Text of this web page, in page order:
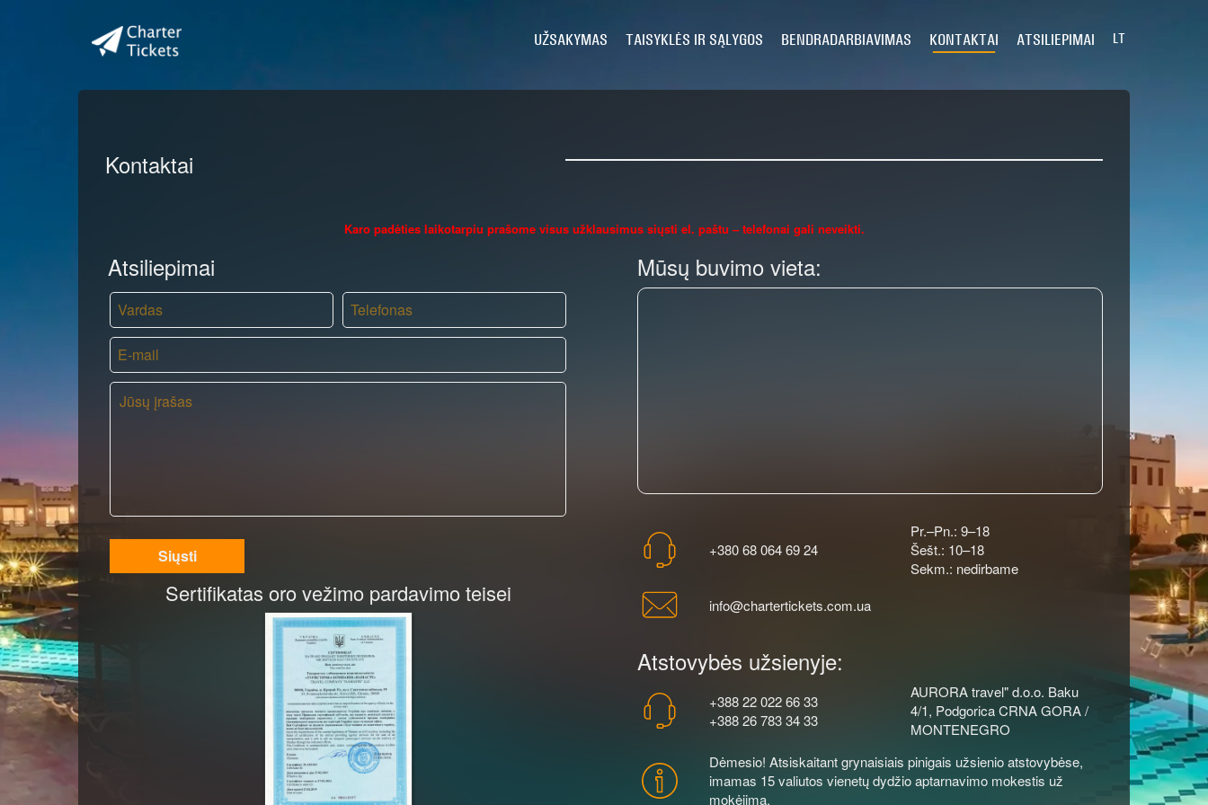
UŽSAKYMAS TAISYKLĖS IR SĄLYGOS BENDRADARBIAVIMAS KONTAKTAI ATSILIEPIMAI LT
Kontaktai
Karo padėties laikotarpiu prašome visus užklausimus siųsti el. paštu – telefonai gali neveikti.
Atsiliepimai
Siųsti
Sertifikatas oro vežimo pardavimo teisei
Mūsų buvimo vieta:
+380 68 064 69 24
Pr.–Pn.: 9–18
Šešt.: 10–18
Sekm.: nedirbame
info@chartertickets.com.ua
Atstovybės užsienyje:
+388 22 022 66 33
+388 26 783 34 33
AURORA travel" d.o.o. Baku
4/1, Podgorica CRNA GORA /
MONTENEGRO
Dėmesio! Atsiskaitant grynaisiais pinigais užsienio atstovybėse,
imamas 15 valiutos vienetų dydžio aptarnavimo mokestis už
mokėjimą.